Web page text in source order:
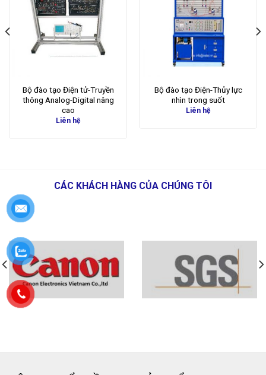
Bộ đào tạo Điện tử-Truyền
thông Analog-Digital nâng
cao
Liên hệ
Bộ đào tạo Điện-Thủy lực
nhìn trong suốt
Liên hệ
CÁC KHÁCH HÀNG CỦA CHÚNG TÔI